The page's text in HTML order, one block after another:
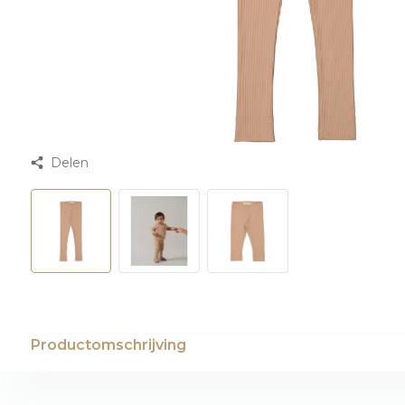
Delen
Productomschrijving